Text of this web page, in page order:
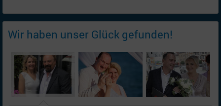
Wir haben unser Glück gefunden!